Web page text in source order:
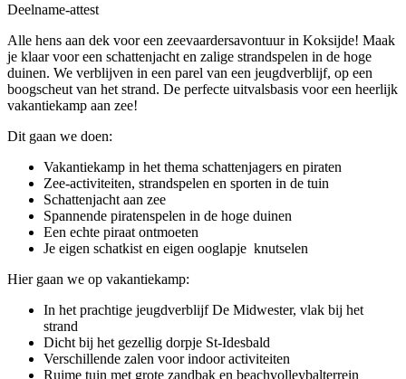
Deelname-attest
Alle hens aan dek voor een zeevaardersavontuur in Koksijde! Maak
je klaar voor een schattenjacht en zalige strandspelen in de hoge
duinen. We verblijven in een parel van een jeugdverblijf, op een
boogscheut van het strand. De perfecte uitvalsbasis voor een heerlijk
vakantiekamp aan zee!
Dit gaan we doen:
Vakantiekamp in het thema schattenjagers en piraten
Zee-activiteiten, strandspelen en sporten in de tuin
Schattenjacht aan zee
Spannende piratenspelen in de hoge duinen
Een echte piraat ontmoeten
Je eigen schatkist en eigen ooglapje knutselen
Hier gaan we op vakantiekamp:
In het prachtige jeugdverblijf De Midwester, vlak bij het
strand
Dicht bij het gezellig dorpje St-Idesbald
Verschillende zalen voor indoor activiteiten
Ruime tuin met grote zandbak en beachvolleybalterrein